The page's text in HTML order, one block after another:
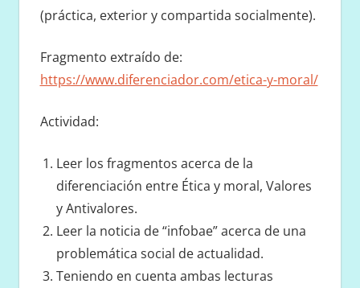
(práctica, exterior y compartida socialmente).
Fragmento extraído de:
https://www.diferenciador.com/etica-y-moral/
Actividad:
Leer los fragmentos acerca de la
diferenciación entre Ética y moral, Valores
y Antivalores.
Leer la noticia de “infobae” acerca de una
problemática social de actualidad.
Teniendo en cuenta ambas lecturas